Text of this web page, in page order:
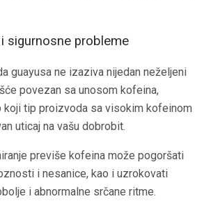
sigurnosne probleme
guayusa ne izaziva nijedan neželjeni
povezan sa unosom kofeina,
koji tip proizvoda sa visokim kofeinom
uticaj na vašu dobrobit.
previše kofeina može pogoršati
i nesanice, kao i uzrokovati
i abnormalne srčane ritme.